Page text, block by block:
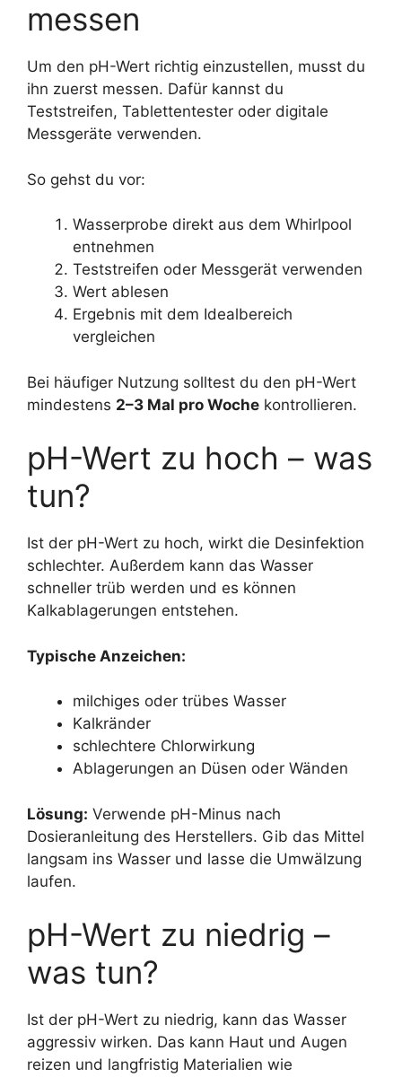
messen
Um den pH-Wert richtig einzustellen, musst du
ihn zuerst messen. Dafür kannst du
Teststreifen, Tablettentester oder digitale
Messgeräte verwenden.
So gehst du vor:
Wasserprobe direkt aus dem Whirlpool
entnehmen
Teststreifen oder Messgerät verwenden
Wert ablesen
Ergebnis mit dem Idealbereich
vergleichen
Bei häufiger Nutzung solltest du den pH-Wert
mindestens 2–3 Mal pro Woche kontrollieren.
pH-Wert zu hoch – was
tun?
Ist der pH-Wert zu hoch, wirkt die Desinfektion
schlechter. Außerdem kann das Wasser
schneller trüb werden und es können
Kalkablagerungen entstehen.
Typische Anzeichen:
milchiges oder trübes Wasser
Kalkränder
schlechtere Chlorwirkung
Ablagerungen an Düsen oder Wänden
Lösung: Verwende pH-Minus nach
Dosieranleitung des Herstellers. Gib das Mittel
langsam ins Wasser und lasse die Umwälzung
laufen.
pH-Wert zu niedrig –
was tun?
Ist der pH-Wert zu niedrig, kann das Wasser
aggressiv wirken. Das kann Haut und Augen
reizen und langfristig Materialien wie